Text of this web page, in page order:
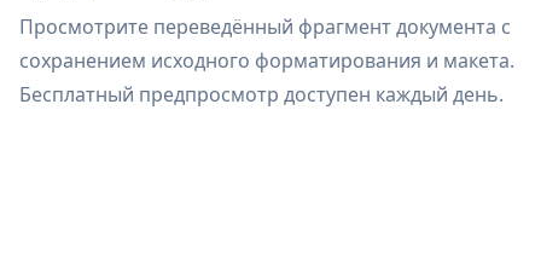
Просмотрите переведённый фрагмент документа с
сохранением исходного форматирования и макета.
Бесплатный предпросмотр доступен каждый день.